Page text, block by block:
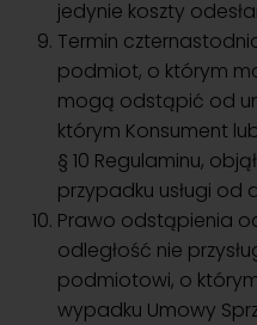
jedynie koszty
Termin
podmiot, o którym
mogą odstąpić od
którym Konsument
§ 10 Regulaminu,
przypadku usługi od
Prawo odstąpienia
odległość nie
podmiotowi, o
wypadku Umowy